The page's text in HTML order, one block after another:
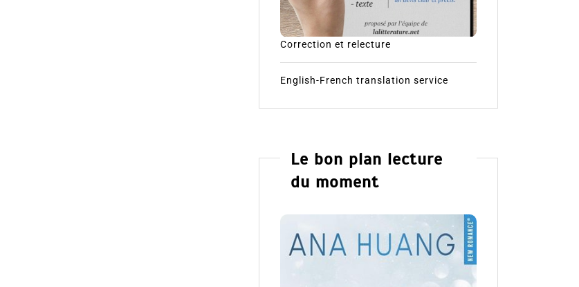
Correction et relecture
English-French translation service
Le bon plan lecture
du moment